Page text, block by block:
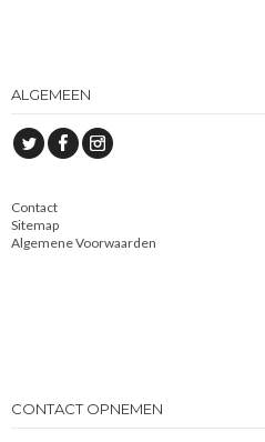
ALGEMEEN
Contact
Sitemap
Algemene Voorwaarden
CONTACT OPNEMEN